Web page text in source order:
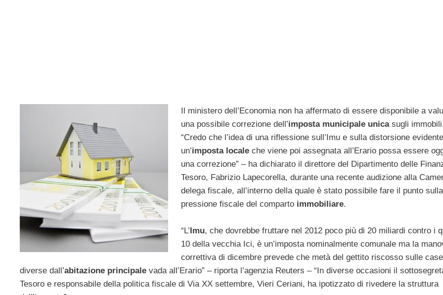
Il ministero dell’Economia non ha affermato di essere disponibile a
una possibile correzione dell’imposta municipale unicasugli
“Credo che l’idea di una riflessione sull’Imu e sulla distorsione
un’imposta localeche viene poi assegnata all’Erario possa essere
una correzione” – ha dichiarato il direttore del Dipartimento delle
Tesoro, Fabrizio Lapecorella, durante una recente audizione alla
delega fiscale, all’interno della quale è stato possibile fare il punto sulla
pressione fiscale del comparto immobiliare.
“L’Imu, che dovrebbe fruttare nel 2012 poco più di 20 miliardi contro i
10 della vecchia Ici, è un’imposta nominalmente comunale ma la
correttiva di dicembre prevede che metà del gettito riscosso sulle case
diverse dall’abitazione principale vada all’Erario” – riporta l’agenzia Reuters – “In diverse occasioni il
Tesoro e responsabile della politica fiscale di Via XX settembre, Vieri Ceriani, ha ipotizzato di rivedere la struttura